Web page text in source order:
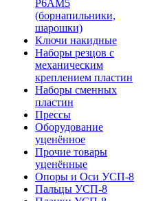
Р6АМ5
(борнапильники,
шарошки)
Ключи накидные
Наборы резцов с
механическим
креплением пластин
Наборы сменных
пластин
Прессы
Оборудование
уценённое
Прочие товары
уценённые
Опоры и Оси УСП-8
Пальцы УСП-8